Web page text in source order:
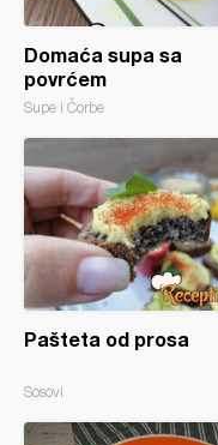
Domaća supa sa
povrćem
Supe i Čorbe
Pašteta od prosa
Sosovi